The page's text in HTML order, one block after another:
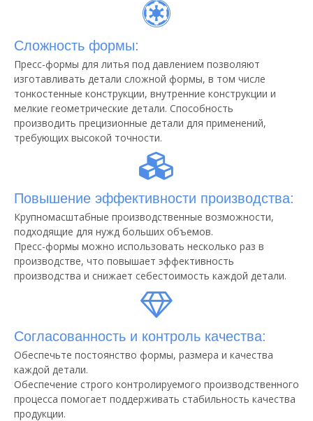
Сложность формы:
Пресс-формы для литья под давлением позволяют
изготавливать детали сложной формы, в том числе
тонкостенные конструкции, внутренние конструкции и
мелкие геометрические детали. Способность
производить прецизионные детали для применений,
требующих высокой точности.
Повышение эффективности производства:
Крупномасштабные производственные возможности,
подходящие для нужд больших объемов.
Пресс-формы можно использовать несколько раз в
производстве, что повышает эффективность
производства и снижает себестоимость каждой детали.
Согласованность и контроль качества:
Обеспечьте постоянство формы, размера и качества
каждой детали.
Обеспечение строго контролируемого производственного
процесса помогает поддерживать стабильность качества
продукции.